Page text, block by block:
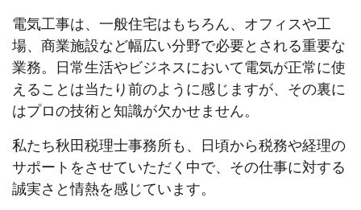
電気工事は、一般住宅はもちろん、オフィスや工
場、商業施設など幅広い分野で必要とされる重要な
業務。日常生活やビジネスにおいて電気が正常に使
えることは当たり前のように感じますが、その裏に
はプロの技術と知識が欠かせません。
私たち秋田税理士事務所も、日頃から税務や経理の
サポートをさせていただく中で、その仕事に対する
誠実さと情熱を感じています。